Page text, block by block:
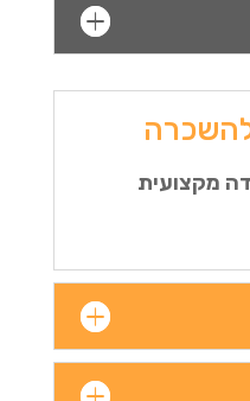
להשכרה
מקצועית